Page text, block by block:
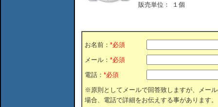
販売単位：
１個
お名前： *必須
メール： *必須
電話： *必須
※原則としてメールで回答致しますが、メー
場合、電話で詳細をお伝えする事があります。